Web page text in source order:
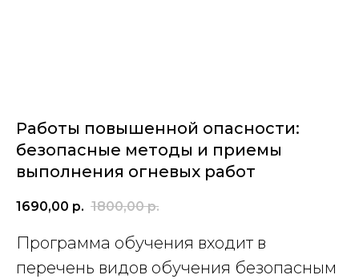
Работы повышенной опасности:
безопасные методы и приемы
выполнения огневых работ
1690,00 р. 1800,00 р.
Программа обучения входит в
перечень видов обучения безопасным